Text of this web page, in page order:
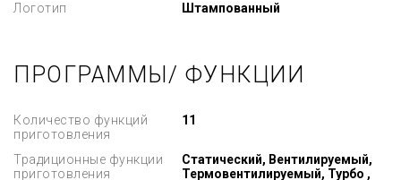
Логотип
Штампованный
ПРОГРАММЫ/ ФУНКЦИИ
Количество функций
приготовления
11
Традиционные функции
приготовления
Статический, Вентилируемый,
Термовентилируемый, Турбо ,